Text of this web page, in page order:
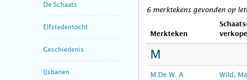
De Schaats
Elfstedentocht
Geschiedenis
IJsbanen
6 merktekens gevonden op
Merkteken
M
M.De.W. A
Wild,